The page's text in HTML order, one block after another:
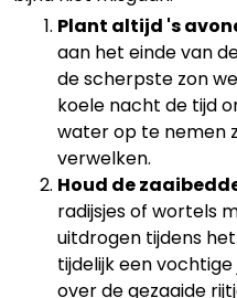
Plant altijd 's
aan het einde van
de scherpste zon
koele nacht de tijd
water op te nemen
verwelken.
Houd de
radijsjes of wortels
uitdrogen tijdens
tijdelijk een
over de gezaaide